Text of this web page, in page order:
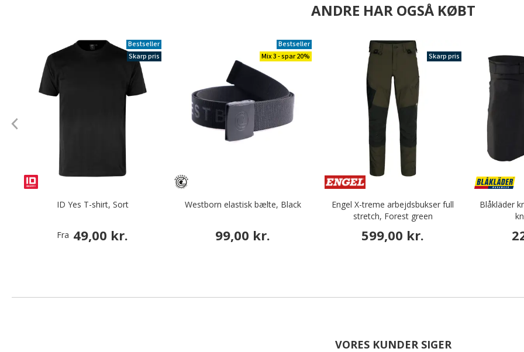
ANDRE HAR OGSÅ KØBT
Bestseller
Skarp pris
ID Yes T-shirt, Sort
Fra 49,00 kr.
Bestseller
Mix 3 - spar 20%
Westborn elastisk bælte, Black
99,00 kr.
Skarp pris
Engel X-treme arbejdsbukser full
stretch, Forest green
599,00 kr.
Blåkläder
VORES KUNDER SIGER